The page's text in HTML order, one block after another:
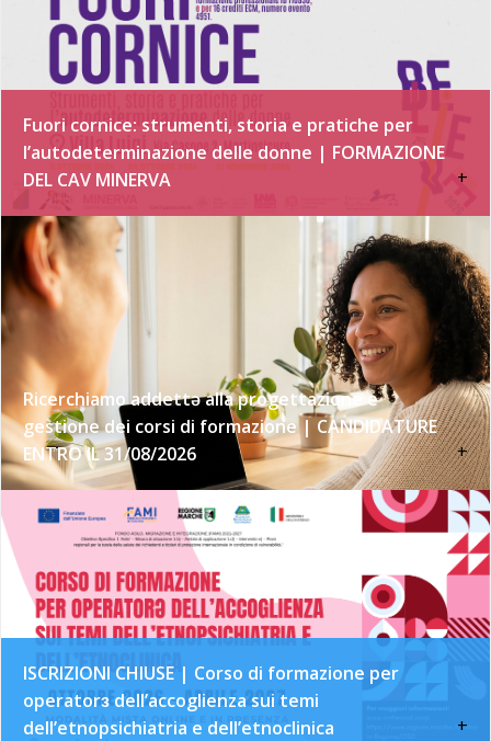
Fuori cornice: strumenti, storia e pratiche per
l’autodeterminazione delle donne | FORMAZIONE
DEL CAV MINERVA
+
Ricerchiamo addettə alla progettazione e
gestione dei corsi di formazione | CANDIDATURE
ENTRO IL 31/08/2026
+
ISCRIZIONI CHIUSE | Corso di formazione per
operatorɜ dell’accoglienza sui temi
dell’etnopsichiatria e dell’etnoclinica
+